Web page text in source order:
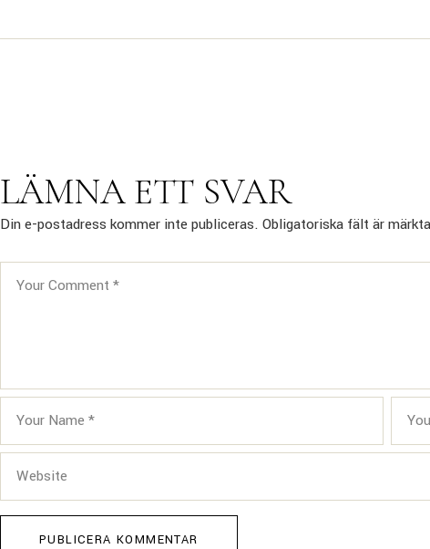
LÄMNA ETT SVAR
Din e-postadress kommer inte publiceras. Obligatoriska fält är märkta
PUBLICERA KOMMENTAR